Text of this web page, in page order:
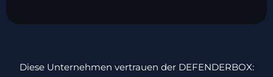
Diese Unternehmen vertrauen der DEFENDERBOX: